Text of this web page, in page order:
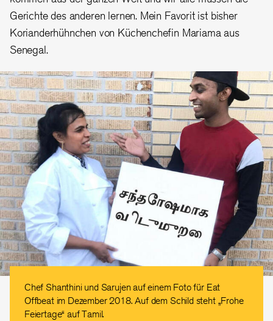
Gerichte des anderen lernen. Mein Favorit ist bisher
Korianderhühnchen von Küchenchefin Mariama aus
Senegal.
Chef Shanthini und Sarujen auf einem Foto für Eat
Offbeat im Dezember 2018. Auf dem Schild steht „Frohe
Feiertage“ auf Tamil.